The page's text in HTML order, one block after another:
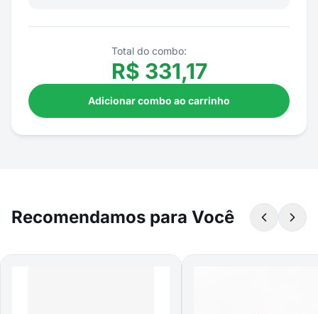
Total do combo:
R$ 331,17
Adicionar combo ao carrinho
Recomendamos para Você